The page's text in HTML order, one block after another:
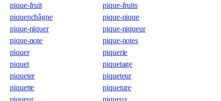
pique-fruit
pique-fruits
piquenchâgne
pique-nique
pique-niquer
pique-niqueur
pique-note
pique-notes
piquer
piquerie
piquet
piquetage
piqueter
piqueteur
piquette
piqueture
piqueur
piqueux